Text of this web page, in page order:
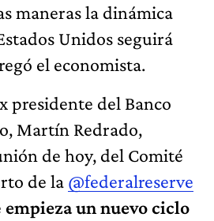
maneras la dinámica
Unidos seguirá
el economista.
presidente del Banco
Martín Redrado,
de hoy, del Comité
de la @federalreserve
empieza un nuevo ciclo